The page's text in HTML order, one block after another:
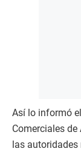
Así lo informó
Comerciales de
las autoridades